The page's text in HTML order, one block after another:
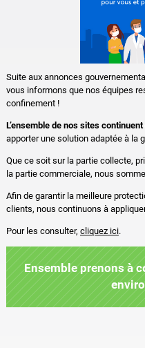
Suite aux annonces
vous informons que nos équipes
confinement !
L’ensemble de nos sites
apporter une solution adaptée à la
Que ce soit sur la partie collecte,
la partie commerciale, nous
Afin de garantir la meilleure
clients, nous continuons à
Pour les consulter, cliquezici.
Ensemble prenons à